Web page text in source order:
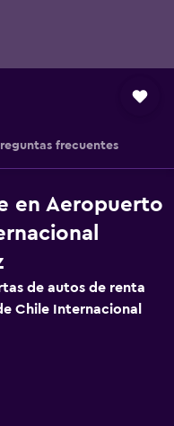
frecuentes
en Aeropuerto
de autos de renta
Chile Internacional